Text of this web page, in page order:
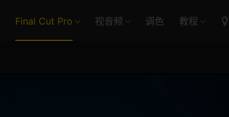
Final Cut Pro 视音频 调色 教程